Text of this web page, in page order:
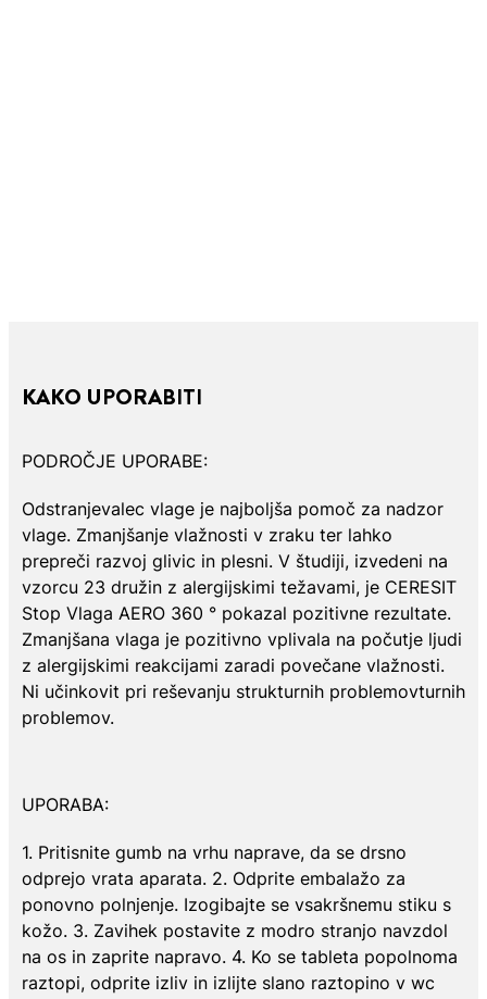
KAKO UPORABITI
PODROČJE UPORABE:
Odstranjevalec vlage je najboljša pomoč za nadzor
vlage. Zmanjšanje vlažnosti v zraku ter lahko
prepreči razvoj glivic in plesni. V študiji, izvedeni na
vzorcu 23 družin z alergijskimi težavami, je CERESIT
Stop Vlaga AERO 360 ° pokazal pozitivne rezultate.
Zmanjšana vlaga je pozitivno vplivala na počutje ljudi
z alergijskimi reakcijami zaradi povečane vlažnosti.
Ni učinkovit pri reševanju strukturnih problemovturnih
problemov.
UPORABA:
1. Pritisnite gumb na vrhu naprave, da se drsno
odprejo vrata aparata. 2. Odprite embalažo za
ponovno polnjenje. Izogibajte se vsakršnemu stiku s
kožo. 3. Zavihek postavite z modro stranjo navzdol
na os in zaprite napravo. 4. Ko se tableta popolnoma
raztopi, odprite izliv in izlijte slano raztopino v wc